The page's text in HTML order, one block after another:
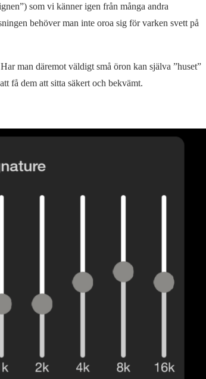
som vi känner igen från många andra
behöver man inte oroa sig för varken svett på
man däremot väldigt små öron kan själva ”huset”
få dem att sitta säkert och bekvämt.